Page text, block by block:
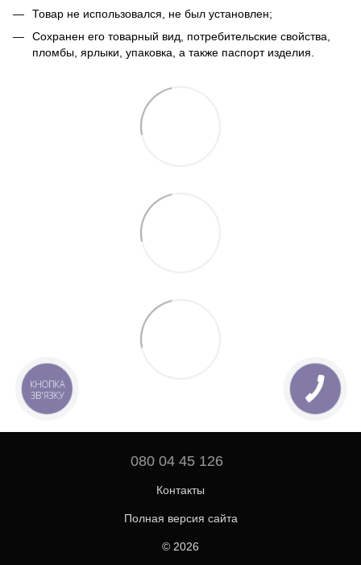
Товар не использовался, не был установлен;
Сохранен его товарный вид, потребительские свойства,
пломбы, ярлыки, упаковка, а также паспорт изделия.
080 04 45 126
Контакты
Полная версия сайта
© 2026
КНОПКА
ЗВ'ЯЗКУ